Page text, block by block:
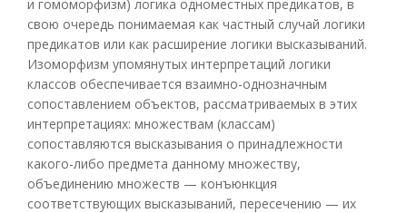
и гомоморфизм) логика одноместных предикатов, в
свою очередь понимаемая как частный случай логики
предикатов или как расширение логики высказываний.
Изоморфизм упомянутых интерпретаций логики
классов обеспечивается взаимно-однозначным
сопоставлением объектов, рассматриваемых в этих
интерпретациях: множествам (классам)
сопоставляются высказывания о принадлежности
какого-либо предмета данному множеству,
объединению множеств — конъюнкция
соответствующих высказываний, пересечению — их